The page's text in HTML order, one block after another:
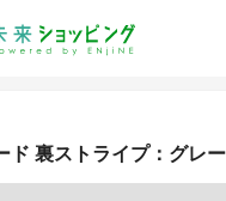
ド 裏ストライプ：グレー